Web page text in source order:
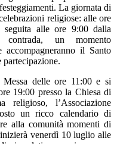
La giornata di
religiose: alle ore
seguita alle ore 9:00 dalla
un momento
accompagneranno il Santo
delle ore 11:00 e si
19:00 presso la Chiesa di
religioso, l’Associazione
un ricco calendario di
alla comunità momenti di
venerdì 10 luglio alle